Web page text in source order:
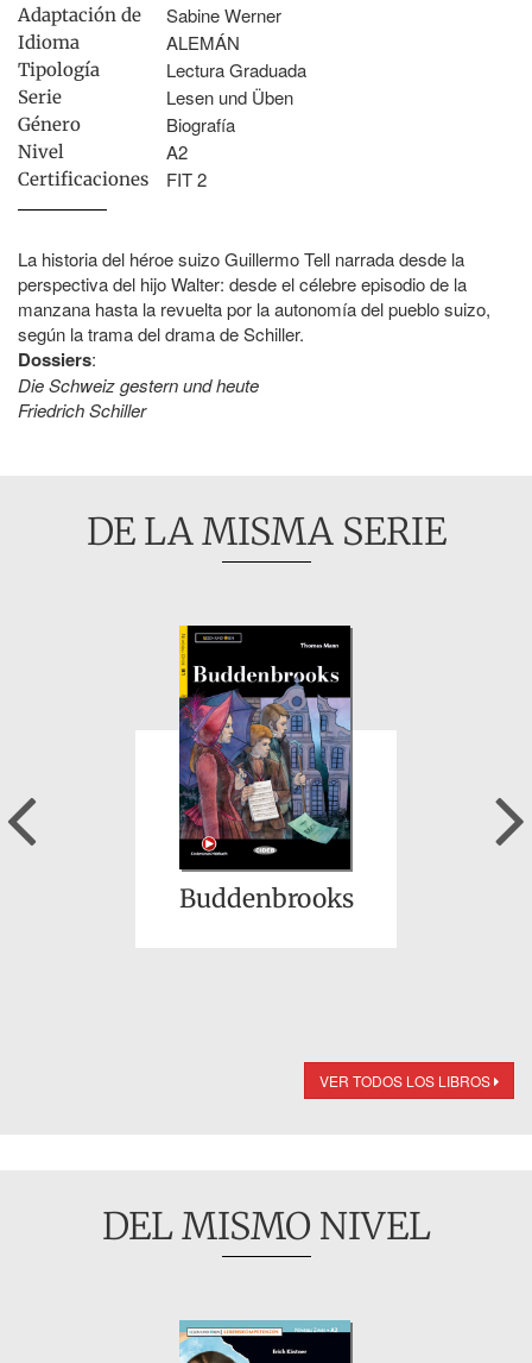
Adaptación de Sabine Werner
Idioma ALEMÁN
Tipología Lectura Graduada
Serie Lesen und Üben
Género Biografía
Nivel A2
Certificaciones FIT 2
La historia del héroe suizo Guillermo Tell narrada desde la
perspectiva del hijo Walter: desde el célebre episodio de la
manzana hasta la revuelta por la autonomía del pueblo suizo,
según la trama del drama de Schiller.
Dossiers:
Die Schweiz gestern und heute
Friedrich Schiller
DE LA MISMA SERIE
Buddenbrooks
Previous
VER TODOS LOS LIBROS
DEL MISMO NIVEL